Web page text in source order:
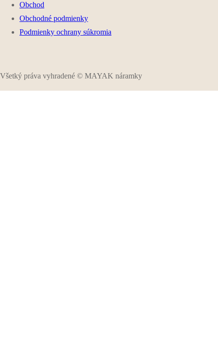
Obchod
Obchodné podmienky
Podmienky ochrany súkromia
Všetký práva vyhradené © MAYAK náramky